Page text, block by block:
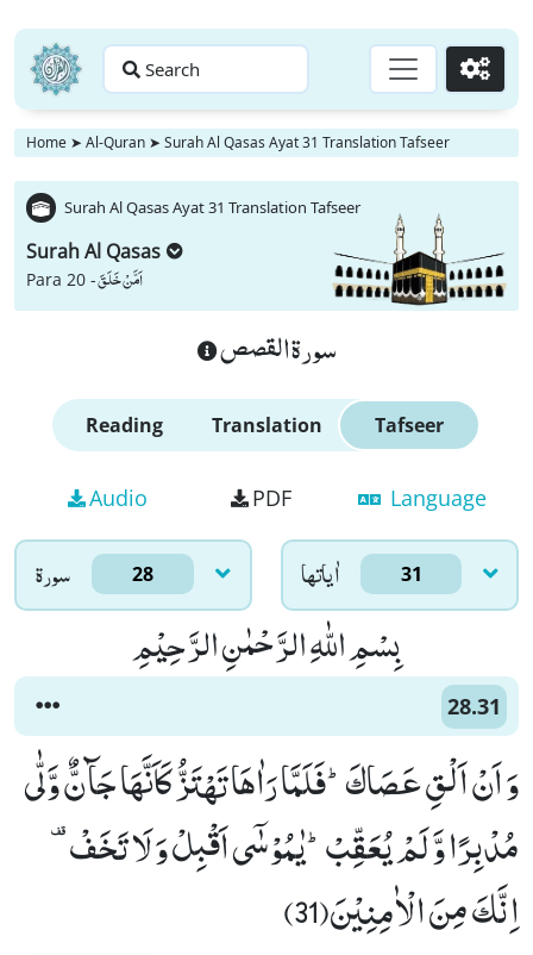
Search Go
Home ➤ Al-Quran ➤ Surah Al Qasas Ayat 31 Translation Tafseer
Surah Al Qasas Ayat 31 Translation Tafseer
Surah Al Qasas
Para 20 -اَمَّنْ خَلَقَ
سورة القصص
Reading Translation Tafseer
Audio PDF Language
سورۃ 28 اٰياتها 31
بِسْمِ اللّٰهِ الرَّحْمٰنِ الرَّحِیْمِ
28.31
وَ اَنْ اَلْقِ عَصَاكَؕ-فَلَمَّا رَاٰهَا تَهْتَزُّ كَاَنَّهَا جَآنٌّ وَّلّٰى
اِنَّكَ مِنَ الْاٰمِنِیْنَ(31)